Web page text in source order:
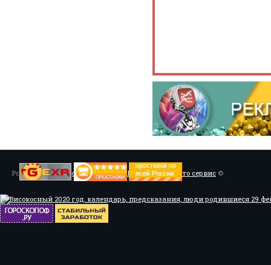
Powered byУстановка системы ABS, Тюнинг/Мото сервис ©